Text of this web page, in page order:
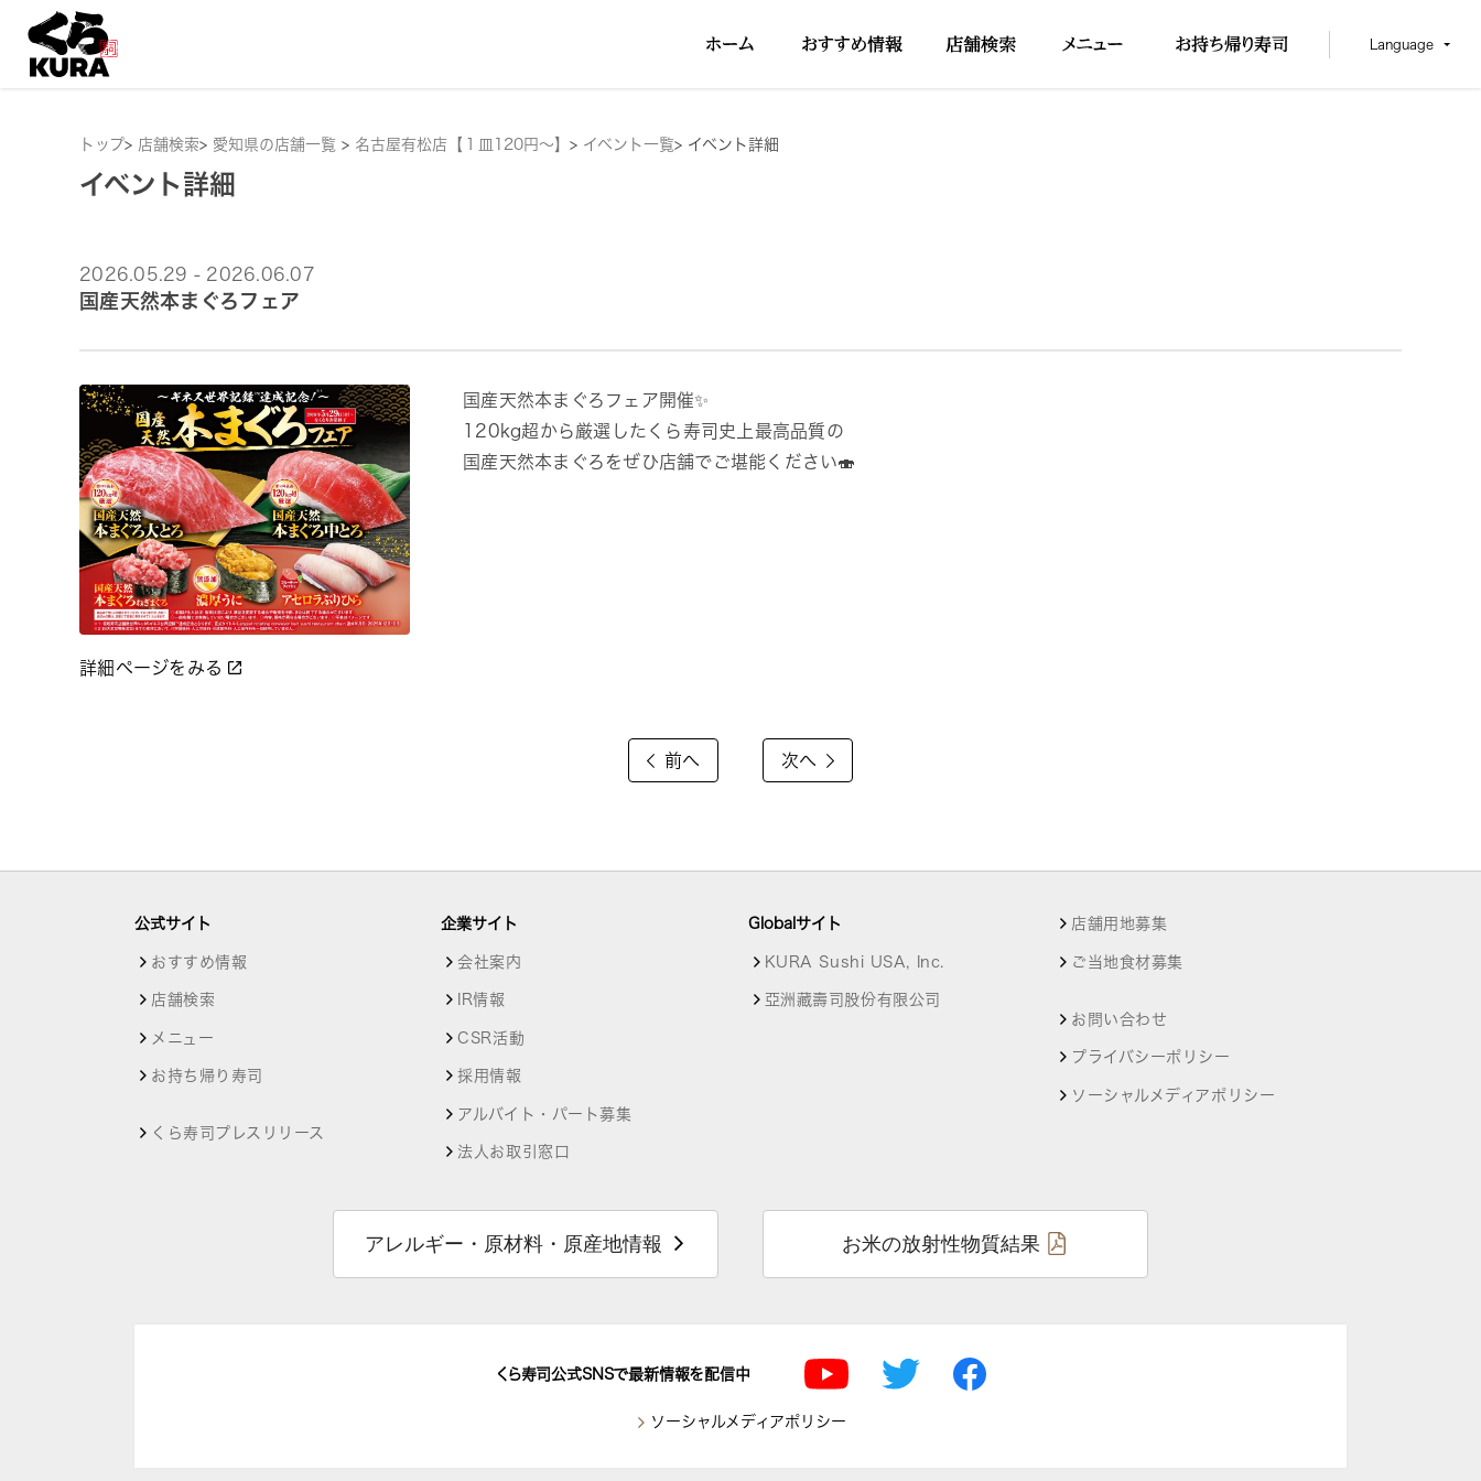
Language
トップ> 店舗検索> 愛知県の店舗一覧 > 名古屋有松店【１皿120円～】 > イベント一覧> イベント詳細
イベント詳細
2026.05.29 - 2026.06.07
国産天然本まぐろフェア
詳細ページをみる
国産天然本まぐろフェア開催✨
120kg超から厳選したくら寿司史上最高品質の
国産天然本まぐろをぜひ店舗でご堪能ください🍣
前へ 次へ
公式サイト
おすすめ情報
店舗検索
メニュー
お持ち帰り寿司
くら寿司プレスリリース
企業サイト
会社案内
IR情報
CSR活動
採用情報
アルバイト・パート募集
法人お取引窓口
Globalサイト
KURA Sushi USA, Inc.
亞洲藏壽司股份有限公司
店舗用地募集
ご当地食材募集
お問い合わせ
プライバシーポリシー
ソーシャルメディアポリシー
アレルギー・原材料・原産地情報 お米の放射性物質結果
くら寿司公式SNSで最新情報を配信中
ソーシャルメディアポリシー